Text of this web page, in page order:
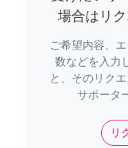
場合はリ
ご希望内容、
数などを入力
と、そのリク
サポータ
リ